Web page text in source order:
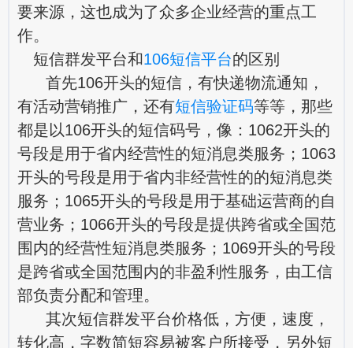
要来源，这也成为了众多企业经营的重点工
作。
短信群发平台和106短信平台的区别
首先106开头的短信，有快递物流通知，
有活动营销推广，还有短信验证码等等，那些
都是以106开头的短信码号，像：1062开头的
号段是用于省内经营性的短消息类服务；1063
开头的号段是用于省内非经营性的的短消息类
服务；1065开头的号段是用于基础运营商的自
营业务；1066开头的号段是提供跨省或全国范
围内的经营性短消息类服务；1069开头的号段
是跨省或全国范围内的非盈利性服务，由工信
部负责分配和管理。
其次短信群发平台价格低，方便，速度，
转化高，字数简短容易被客户所接受，另外短